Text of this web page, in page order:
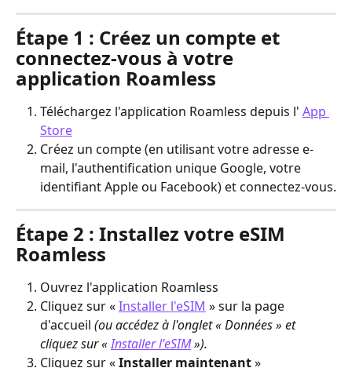
Étape 1 : Créez un compte et
connectez-vous à votre
application Roamless
Téléchargez l'application Roamless depuis l' App
Store
Créez un compte (en utilisant votre adresse e-
mail, l'authentification unique Google, votre
identifiant Apple ou Facebook) et connectez-vous.
Étape 2 : Installez votre eSIM
Roamless
Ouvrez l'application Roamless
Cliquez sur « Installer l'eSIM » sur la page
d'accueil (ou accédez à l'onglet « Données » et
cliquez sur « Installer l'eSIM »).
Cliquez sur « Installer maintenant »